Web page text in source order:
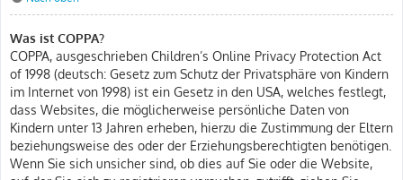
Was ist COPPA?
COPPA, ausgeschrieben Children’s Online Privacy Protection Act
of 1998 (deutsch: Gesetz zum Schutz der Privatsphäre von Kindern
im Internet von 1998) ist ein Gesetz in den USA, welches festlegt,
dass Websites, die möglicherweise persönliche Daten von
Kindern unter 13 Jahren erheben, hierzu die Zustimmung der Eltern
beziehungsweise des oder der Erziehungsberechtigten benötigen.
Wenn Sie sich unsicher sind, ob dies auf Sie oder die Website,